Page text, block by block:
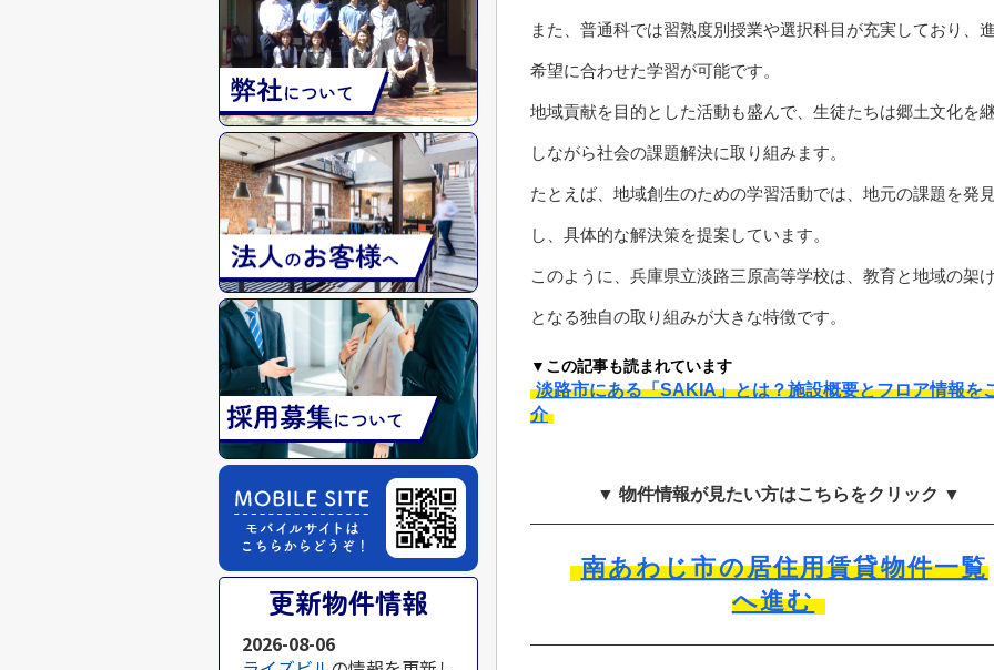
また、普通科では習熟度別授業や選択科目が充実しており、
希望に合わせた学習が可能です。
地域貢献を目的とした活動も盛んで、生徒たちは郷土文化を
しながら社会の課題解決に取り組みます。
たとえば、地域創生のための学習活動では、地元の課題を発見
し、具体的な解決策を提案しています。
このように、兵庫県立淡路三原高等学校は、教育と地域の架
となる独自の取り組みが大きな特徴です。
▼この記事も読まれています
淡路市にある「SAKIA」とは？施設概要とフロア情報を
介
▼ 物件情報が見たい方はこちらをクリック ▼
南あわじ市の居住用賃貸物件一覧
へ進む
更新物件情報
2026-08-06